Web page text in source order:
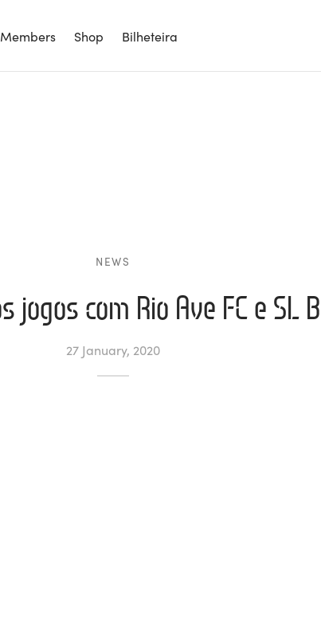
Members Shop Bilheteira
NEWS
jogos com Rio Ave FC e SL
27 January, 2020